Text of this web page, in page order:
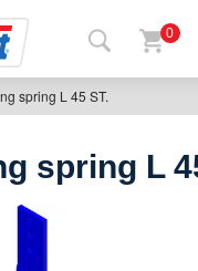
0
spring L 45 ST.
spring L